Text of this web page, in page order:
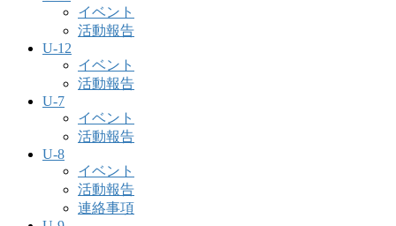
イベント
活動報告
U-12
イベント
活動報告
U-7
イベント
活動報告
U-8
イベント
活動報告
連絡事項